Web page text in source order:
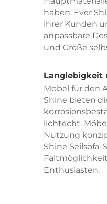
haben. Ever
ihrer Kunden
anpassbare
und Größe
Langlebigkeit
Möbel für den
Shine bieten
lichtecht.
Nutzung
Shine
Enthusiasten.